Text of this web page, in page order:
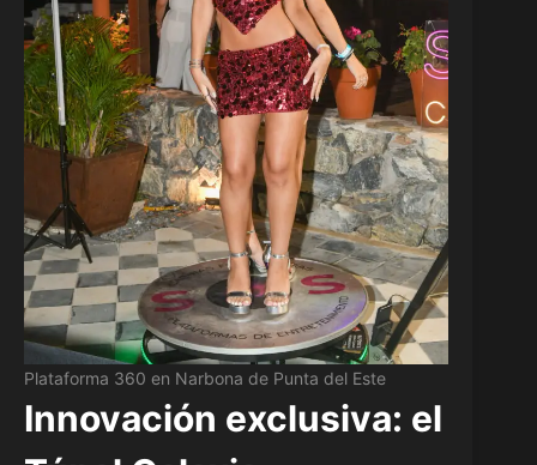
Plataforma 360 en Narbona de Punta del Este
Innovación exclusiva: el